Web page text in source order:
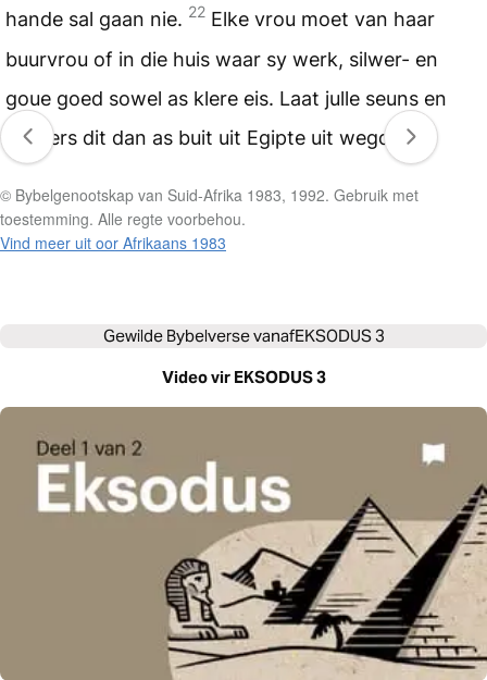
hande sal gaan nie. 22 Elke vrou moet van haar
buurvrou of in die huis waar sy werk, silwer- en
goue goed sowel as klere eis. Laat julle seuns en
dogters dit dan as buit uit Egipte uit wegdra.”
© Bybelgenootskap van Suid-Afrika 1983, 1992. Gebruik met
toestemming. Alle regte voorbehou.
Vind meer uit oor Afrikaans 1983
Gewilde Bybelverse vanafEKSODUS 3
Video vir EKSODUS 3